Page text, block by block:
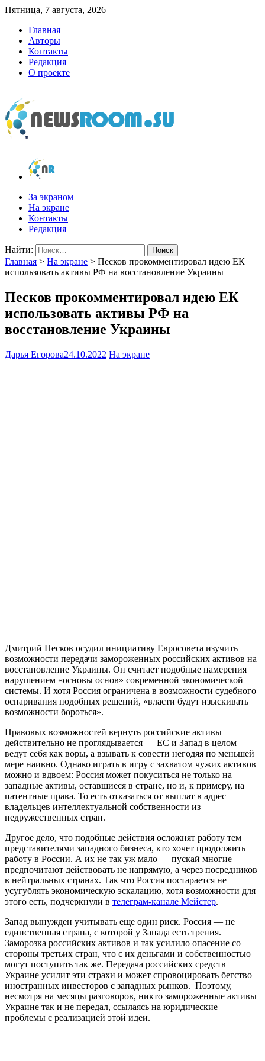
Пятница, 7 августа, 2026
Главная
Авторы
Контакты
Редакция
О проекте
newsroom.su
Новости о новостях
За экраном
На экране
Контакты
Редакция
Найти:
Главная > На экране > Песков прокомментировал идею ЕК
использовать активы РФ на восстановление Украины
Песков прокомментировал идею ЕК
использовать активы РФ на
восстановление Украины
Дарья Егорова24.10.2022 На экране
Дмитрий Песков осудил инициативу Евросовета изучить
возможности передачи замороженных российских активов на
восстановление Украины. Он считает подобные намерения
нарушением «основы основ» современной экономической
системы. И хотя Россия ограничена в возможности судебного
оспаривания подобных решений, «власти будут изыскивать
возможности бороться».
Правовых возможностей вернуть российские активы
действительно не проглядывается — ЕС и Запад в целом
ведут себя как воры, а взывать к совести негодяя по меньшей
мере наивно. Однако играть в игру с захватом чужих активов
можно и вдвоем: Россия может покуситься не только на
западные активы, оставшиеся в стране, но и, к примеру, на
патентные права. То есть отказаться от выплат в адрес
владельцев интеллектуальной собственности из
недружественных стран.
Другое дело, что подобные действия осложнят работу тем
представителями западного бизнеса, кто хочет продолжить
работу в России. А их не так уж мало — пускай многие
предпочитают действовать не напрямую, а через посредников
в нейтральных странах. Так что Россия постарается не
усугублять экономическую эскалацию, хотя возможности для
этого есть, подчеркнули в телеграм-канале Мейстер.
Запад вынужден учитывать еще один риск. Россия — не
единственная страна, с которой у Запада есть трения.
Заморозка российских активов и так усилило опасение со
стороны третьих стран, что с их деньгами и собственностью
могут поступить так же. Передача российских средств
Украине усилит эти страхи и может спровоцировать бегство
иностранных инвесторов с западных рынков. Поэтому,
несмотря на месяцы разговоров, никто замороженные активы
Украине так и не передал, ссылаясь на юридические
проблемы с реализацией этой идеи.